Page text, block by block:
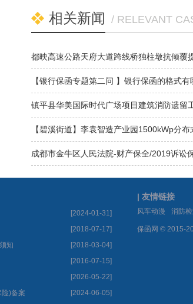
相关新闻 / RELEVANT
都映高速公路天府大道跨线桥独柱墩抗倾覆
【银行保函专题第二问 】银行保函的格式
保函三种责任格式？
镇平县华美国际时代广场项目建筑消防遗留
【碧溪街道】李袁智造产业园1500kWp分布
成都市金牛区人民法院-财产保全/2019诉讼
四
[2024-01-31]
[2018-07-17]
知
[2018-03-04]
[2016-07-15]
[2026-05-22]
)备案
[2024-06-05]
| 友情链接
风车动漫 消防
保函网 © 2015-